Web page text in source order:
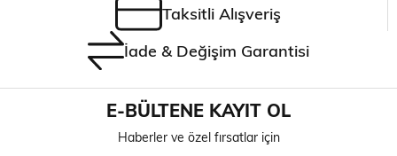
Taksitli Alışveriş
İade & Değişim Garantisi
E-BÜLTENE KAYIT OL
Haberler ve özel fırsatlar için